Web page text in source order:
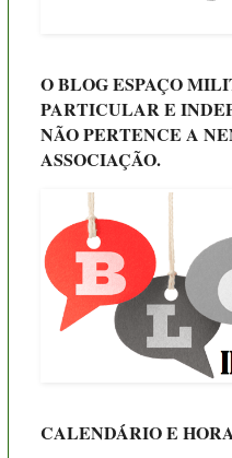
O BLOG ESPAÇO
PARTICULAR E
NÃO PERTENCE A
ASSOCIAÇÃO.
CALENDÁRIO E